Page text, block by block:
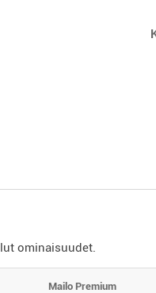
ominaisuudet.
Mailo Premium